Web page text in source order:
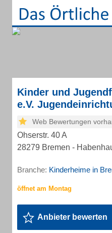
Kinder und
e.V.
Web Bewertungen
Ohserstr. 40 A
28279 Bremen -
Branche: Kinderheime in
Anbieter bewerten